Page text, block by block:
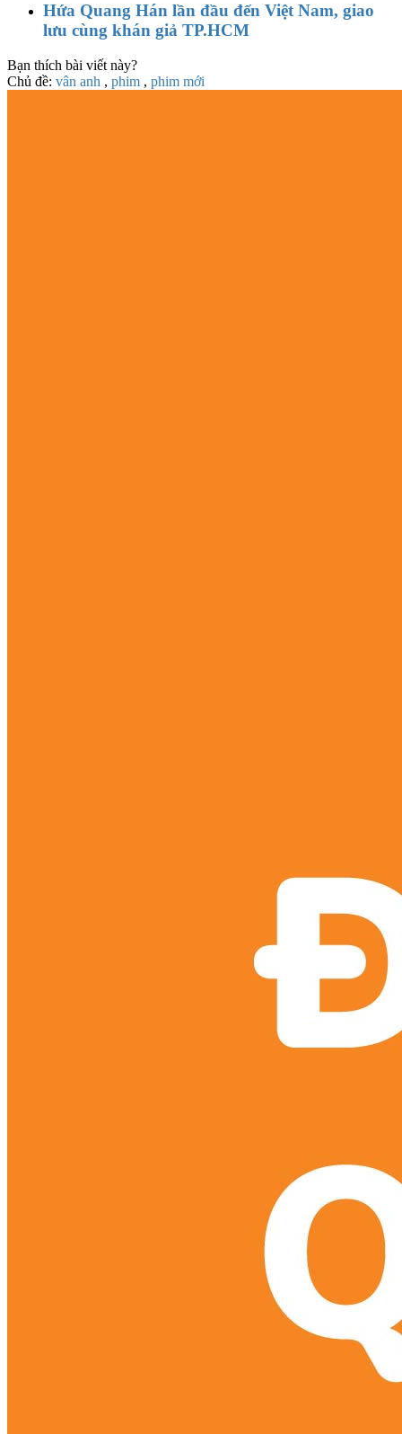
Hứa Quang Hán lần đầu đến Việt Nam, giao
lưu cùng khán giả TP.HCM
Bạn thích bài viết này?
Chủ đề: vân anh , phim , phim mới